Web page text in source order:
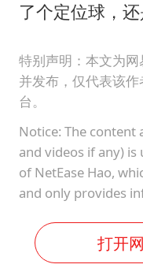
了个定位球，还
特别声明：本文为网
并发布，仅代表该
台。
Notice: The content
and videos if any)
of NetEase Hao,
and only provides
打开